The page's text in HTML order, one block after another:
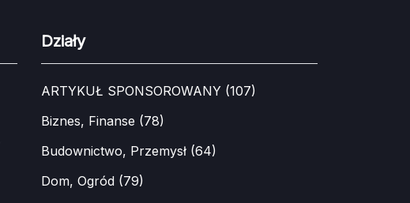
Działy
ARTYKUŁ SPONSOROWANY (107)
Biznes, Finanse (78)
Budownictwo, Przemysł (64)
Dom, Ogród (79)